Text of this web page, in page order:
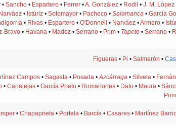
• Sancho• Espartero• Ferrer•A. González• Rodil • J. M. López
• Istúriz• Sotomayor• Pacheco• Salamanca • García
• Rivas• Espartero• O'Donnell • Narváez•Armero•
Bravo• Havana • Madoz• Serrano• Prim• Topete• Serrano•
Figueras• Pi • Salmerón •
Campos• Sagasta • Posada • Azcárraga • Silvela •
• Canalejas• García Prieto• Romanones• Dato• Maura •
• Chapaprieta • Portela • Barcía • Casares• Martínez